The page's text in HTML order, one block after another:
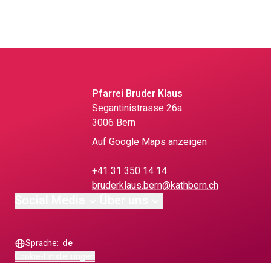
Pfarrei Bruder Klaus
Segantinistrasse 26a
3006 Bern
Auf Google Maps anzeigen
+41 31 350 14 14
bruderklaus.bern@kathbern.ch
Sprache: de